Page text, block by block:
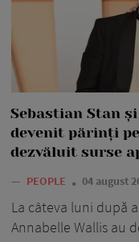
Sebastian Stan
devenit părinți
dezvăluit surse
— PEOPLE 04 august
La câteva luni după
Annabelle Wallis au